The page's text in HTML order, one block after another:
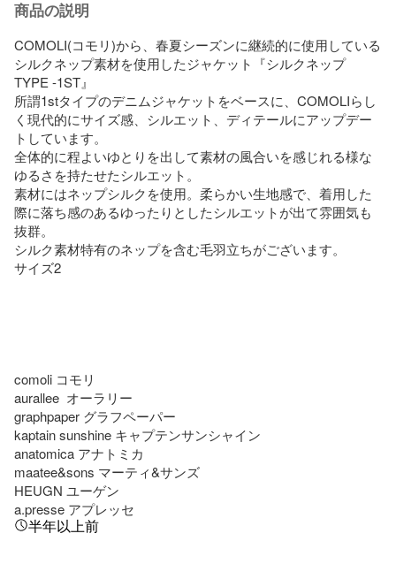
商品の説明
COMOLI(コモリ)から、春夏シーズンに継続的に使用している
シルクネップ素材を使用したジャケット『シルクネップ
TYPE -1ST』
所謂1stタイプのデニムジャケットをベースに、COMOLIらし
く現代的にサイズ感、シルエット、ディテールにアップデー
トしています。
全体的に程よいゆとりを出して素材の風合いを感じれる様な
ゆるさを持たせたシルエット。
素材にはネップシルクを使用。柔らかい生地感で、着用した
際に落ち感のあるゆったりとしたシルエットが出て雰囲気も
抜群。
シルク素材特有のネップを含む毛羽立ちがございます。
サイズ2
comoli コモリ
aurallee  オーラリー
graphpaper グラフペーパー
kaptain sunshine キャプテンサンシャイン
anatomica アナトミカ
maatee&sons マーティ&サンズ
HEUGN ユーゲン
a.presse アプレッセ
半年以上前